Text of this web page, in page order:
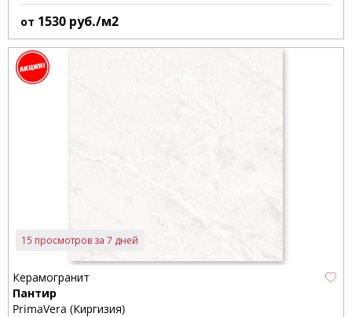
от 1530 руб./м2
15 просмотров за 7 дней
Керамогранит
Пантир
PrimaVera (Киргизия)